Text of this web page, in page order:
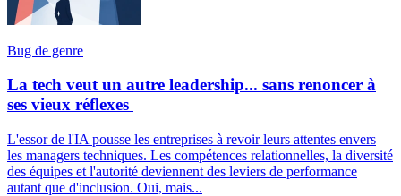
Bug de genre
La tech veut un autre leadership... sans renoncer à
ses vieux réflexes
L'essor de l'IA pousse les entreprises à revoir leurs attentes envers
les managers techniques. Les compétences relationnelles, la diversité
des équipes et l'autorité deviennent des leviers de performance
autant que d'inclusion. Oui, mais...